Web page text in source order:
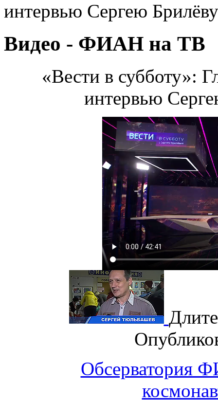
интервью Сергею
Видео - ФИАН на ТВ
«Вести в субботу»:
интервью
Обсерватория